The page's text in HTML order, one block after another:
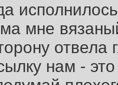
мне
отвела
нам - это